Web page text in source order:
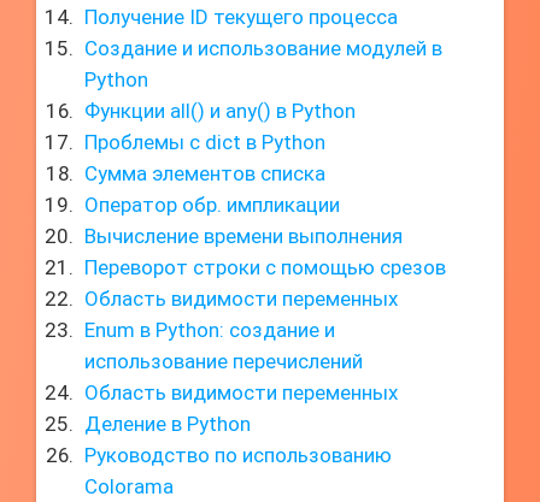
Получение ID текущего процесса
Создание и использование модулей в
Python
Функции all() и any() в Python
Проблемы с dict в Python
Сумма элементов списка
Оператор обр. импликации
Вычисление времени выполнения
Переворот строки с помощью срезов
Область видимости переменных
Enum в Python: создание и
использование перечислений
Область видимости переменных
Деление в Python
Руководство по использованию
Colorama